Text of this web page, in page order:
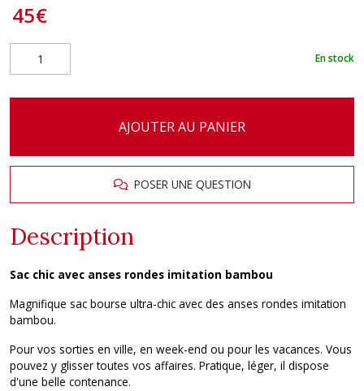
45€
En stock
AJOUTER AU PANIER
POSER UNE QUESTION
Description
Sac chic avec anses rondes imitation bambou
Magnifique sac bourse ultra-chic avec des anses rondes imitation
bambou.
Pour vos sorties en ville, en week-end ou pour les vacances. Vous
pouvez y glisser toutes vos affaires. Pratique, léger, il dispose
d'une belle contenance.